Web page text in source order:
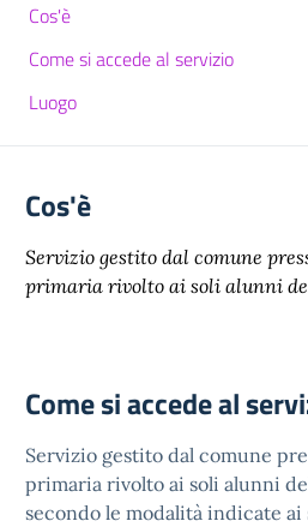
Cos'è
Come si accede al servizio
Luogo
Cos'è
Servizio gestito dal comune
primaria rivolto ai soli alunni
Come si accede al
Servizio gestito dal comune
primaria rivolto ai soli alunni
secondo le modalità indicate